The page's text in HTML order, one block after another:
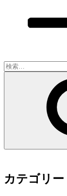
検
索:
カテゴリー